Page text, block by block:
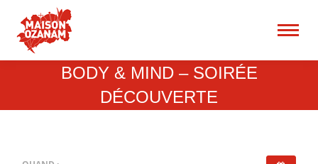
BODY & MIND – SOIRÉE
DÉCOUVERTE